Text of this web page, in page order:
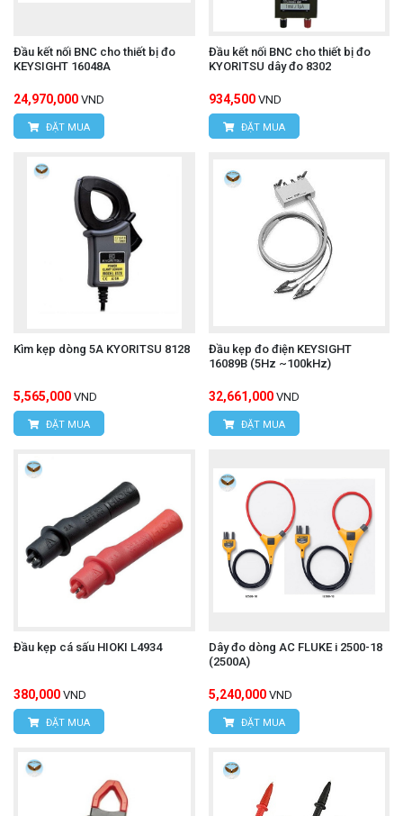
Đầu kết nối BNC cho thiết bị đo
KEYSIGHT 16048A
24,970,000 VND
ĐẶT MUA
Đầu kết nối BNC cho thiết bị đo
KYORITSU dây đo 8302
934,500 VND
ĐẶT MUA
Kìm kẹp dòng 5A KYORITSU 8128
5,565,000 VND
ĐẶT MUA
Đầu kẹp đo điện KEYSIGHT
16089B (5Hz ~100kHz)
32,661,000 VND
ĐẶT MUA
Đầu kẹp cá sấu HIOKI L4934
380,000 VND
ĐẶT MUA
Dây đo dòng AC FLUKE i 2500-18
(2500A)
5,240,000 VND
ĐẶT MUA